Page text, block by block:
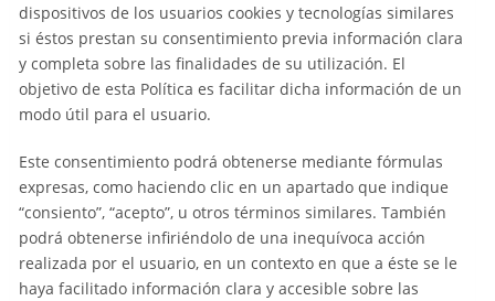
dispositivos de los usuarios cookies y tecnologías similares
si éstos prestan su consentimiento previa información clara
y completa sobre las finalidades de su utilización. El
objetivo de esta Política es facilitar dicha información de un
modo útil para el usuario.
Este consentimiento podrá obtenerse mediante fórmulas
expresas, como haciendo clic en un apartado que indique
“consiento”, “acepto”, u otros términos similares. También
podrá obtenerse infiriéndolo de una inequívoca acción
realizada por el usuario, en un contexto en que a éste se le
haya facilitado información clara y accesible sobre las